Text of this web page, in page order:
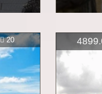
20